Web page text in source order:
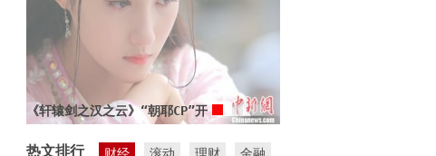
《轩辕剑之汉之云》“朝耶CP”开
热文排行